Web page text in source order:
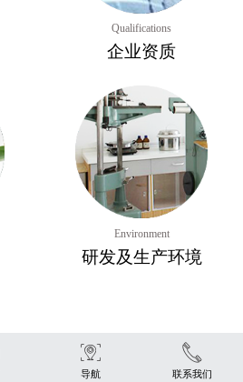
Qualifications
企业资质
Environment
研发及生产环境
导航 联系我们